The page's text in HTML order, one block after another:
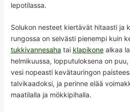
lepotilassa.
Solukon nesteet kiertävät hitaasti ja
rungossa on selvästi pienempi kuin
tukkivannesaha tai klapikonealkaa
helmikuussa, lopputuloksena on
vesi nopeasti kevätauringon
talvikaadoksi, ja perinne elää
maatilalla ja mökkipihalla.